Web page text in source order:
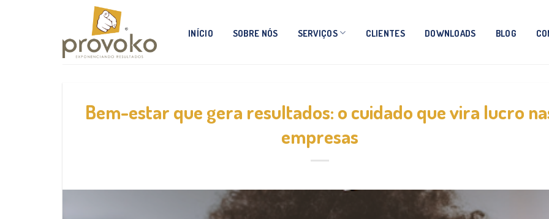
INÍCIO SOBRE NÓS SERVIÇOS CLIENTES DOWNLOADS BLOG
Bem-estar que gera resultados: o cuidado que vira lucro
empresas